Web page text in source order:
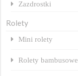
Zazdrostki
Rolety
Mini rolety
Rolety bambusowe